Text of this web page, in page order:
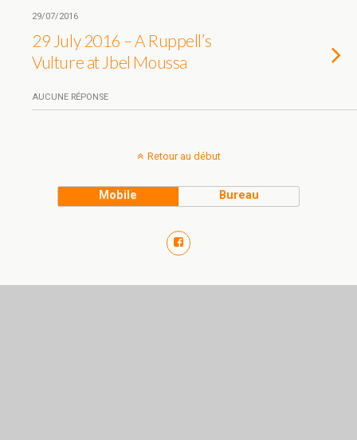
29/07/2016
29 July 2016 – A Ruppell’s
Vulture at Jbel Moussa
AUCUNE RÉPONSE
Retour au début
Mobile Bureau